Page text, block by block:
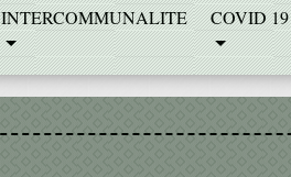
INTERCOMMUNALITE COVID 19